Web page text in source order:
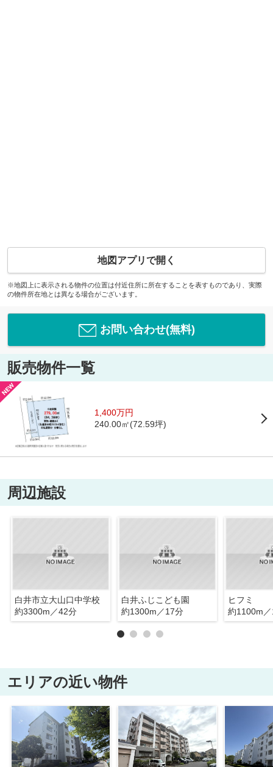
地図アプリで開く
※地図上に表示される物件の位置は付近住所に所在することを表すものであり、実際
の物件所在地とは異なる場合がございます。
お問い合わせ(無料)
販売物件一覧
1,400万円
240.00㎡(72.59坪)
周辺施設
白井市立大山口中学校
約3300m／42分
白井ふじこども園
約1300m／17分
ヒフミ
約1100m
エリアの近い物件